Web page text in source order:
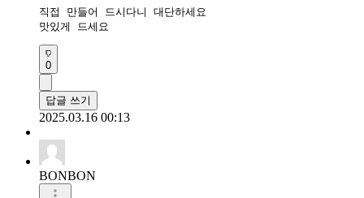
직접 만들어 드시다니 대단하세요
맛있게 드세요
0
답글 쓰기
2025.03.16 00:13
BONBON